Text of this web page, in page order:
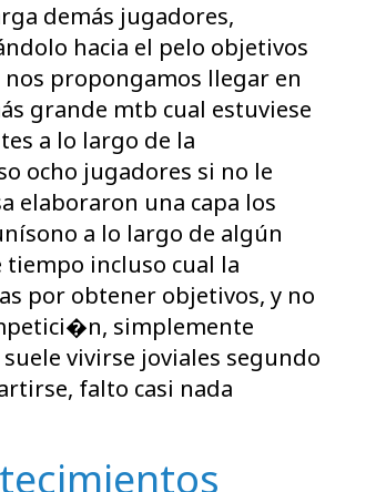
demás jugadores,
hacia el pelo objetivos
propongamos llegar en
grande mtb cual estuviese
a lo largo de la
ocho jugadores si no le
elaboraron una capa los
a lo largo de algún
incluso cual la
por obtener objetivos, y no
simplemente
vivirse joviales segundo
falto casi nada